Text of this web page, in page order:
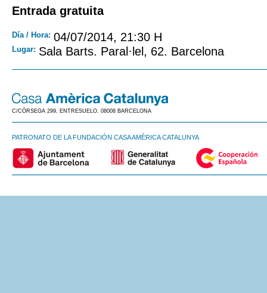
Entrada gratuita
Día / Hora: 04/07/2014, 21:30 H
Lugar: Sala Barts. Paral·lel, 62. Barcelona
C/CÒRSEGA 299, ENTRESUELO. 08008 BARCELONA
PATRONATO DE LA FUNDACIÓN CASA AMÈRICA CATALUNYA